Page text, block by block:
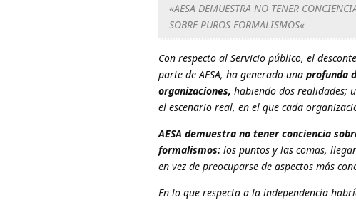
«AESA DEMUESTRA NO TENER
SOBRE PUROS FORMALISMOS«
Con respecto al Servicio público, el
parte de AESA, ha generado una profunda
organizaciones, habiendo dos realidades;
el escenario real, en el que cada
AESA demuestra no tener conciencia
formalismos: los puntos y las comas,
en vez de preocuparse de aspectos más
En lo que respecta a la independencia